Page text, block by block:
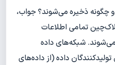
چگونه ذخیره می‌شوند؟ جواب،
تمامی اطلاعات
شبکه‌های داده
تولیدکنندگان داده (از داده‌های